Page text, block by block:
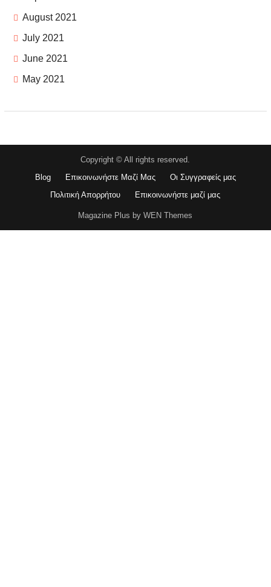
August 2021
July 2021
June 2021
May 2021
Copyright © All rights reserved.
Blog
Επικοινωνήστε Μαζί Μας
Οι Συγγραφείς μας
Πολιτική Απορρήτου
Επικοινωνήστε μαζί μας
Magazine Plus by WEN Themes